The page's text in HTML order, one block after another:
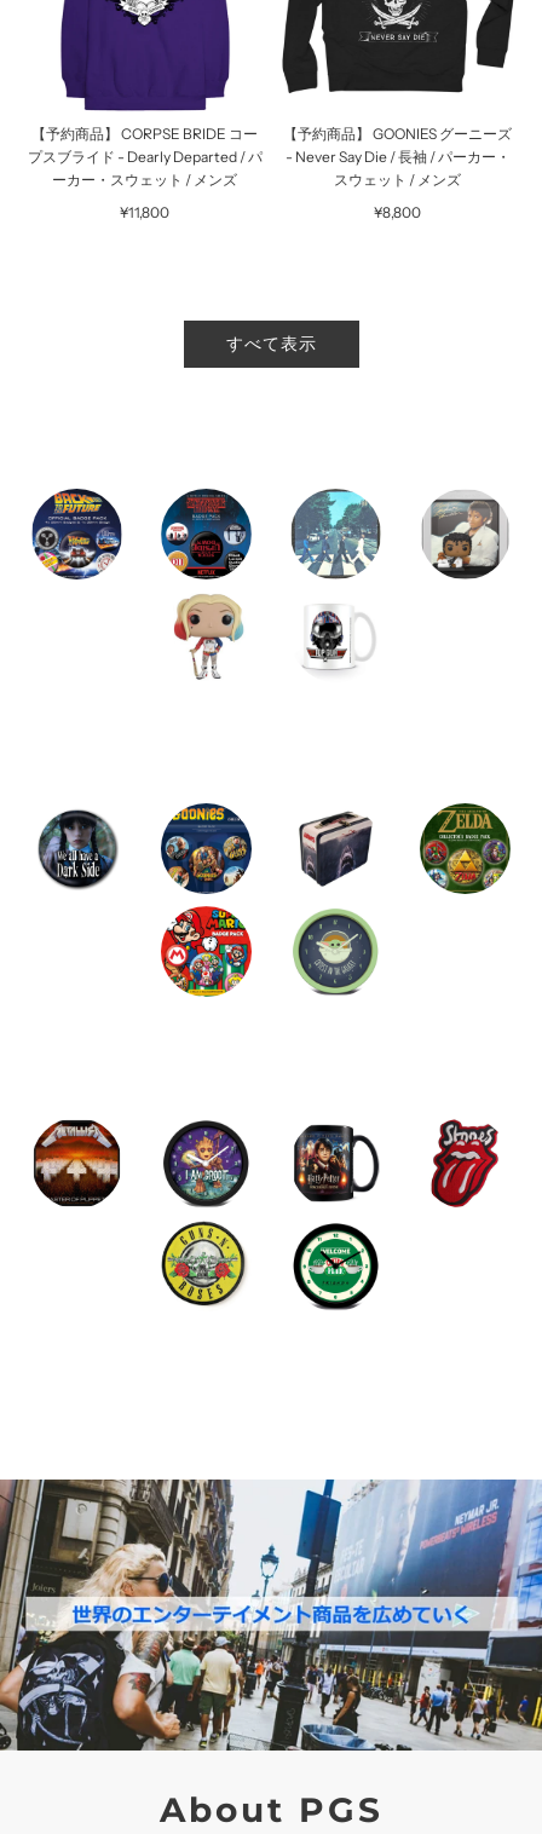
【予約商品】 CORPSE BRIDE コー
プスブライド - Dearly Departed / パ
ーカー・スウェット / メンズ
¥11,800
【予約商品】 GOONIES グーニーズ
- Never Say Die / 長袖 / パーカー・
スウェット / メンズ
¥8,800
すべて表示
About PGS